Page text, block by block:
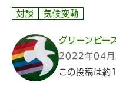
対談 気候変動
グリーンピー
2022年04月
この投稿は約